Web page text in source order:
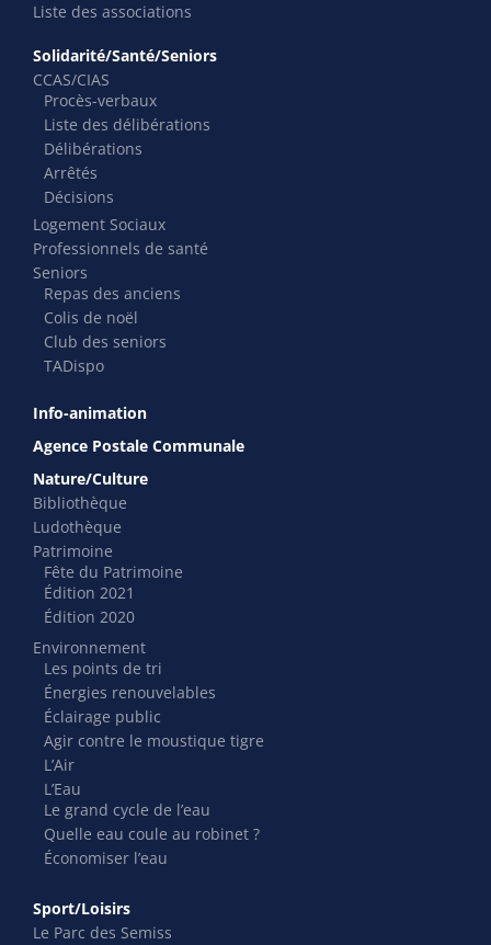
Liste des associations
Solidarité/Santé/Seniors
CCAS/CIAS
Procès-verbaux
Liste des délibérations
Délibérations
Arrêtés
Décisions
Logement Sociaux
Professionnels de santé
Seniors
Repas des anciens
Colis de noël
Club des seniors
TADispo
Info-animation
Agence Postale Communale
Nature/Culture
Bibliothèque
Ludothèque
Patrimoine
Fête du Patrimoine
Édition 2021
Édition 2020
Environnement
Les points de tri
Énergies renouvelables
Éclairage public
Agir contre le moustique tigre
L’Air
L’Eau
Le grand cycle de l’eau
Quelle eau coule au robinet ?
Économiser l’eau
Sport/Loisirs
Le Parc des Semiss